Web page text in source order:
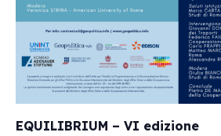
EQUILIBRIUM – VI edizione